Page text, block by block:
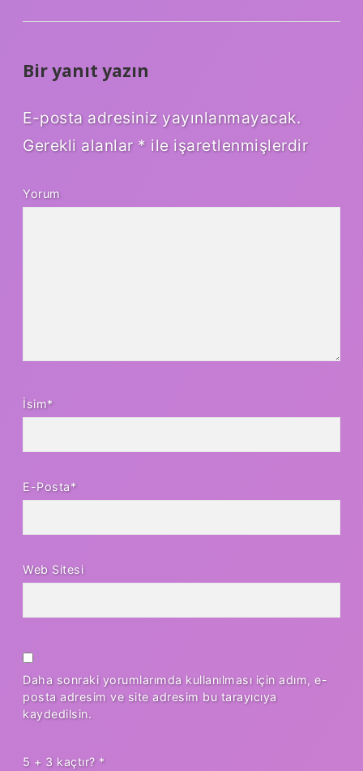
Bir yanıt yazın
E-posta adresiniz yayınlanmayacak.
Gerekli alanlar * ile işaretlenmişlerdir
Yorum
İsim*
E-Posta*
Web Sitesi
Daha sonraki yorumlarımda kullanılması için adım, e-
posta adresim ve site adresim bu tarayıcıya
kaydedilsin.
5 + 3 kaçtır? *